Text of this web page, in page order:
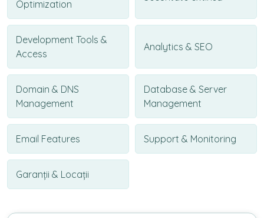
Optimization
Development Tools &
Access
Analytics & SEO
Domain & DNS
Management
Database & Server
Management
Email Features Support & Monitoring
Garanții & Locații